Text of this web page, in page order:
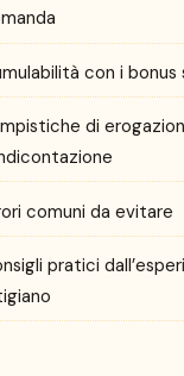
con i bonus
di
comuni da evitare
pratici